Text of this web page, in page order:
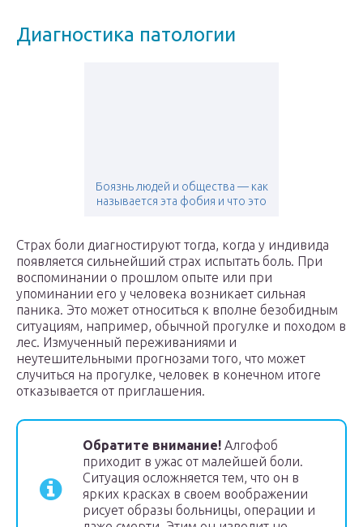
Диагностика патологии
Боязнь людей и общества — как
называется эта фобия и что это
Страх боли диагностируют тогда, когда у индивида
появляется сильнейший страх испытать боль. При
воспоминании о прошлом опыте или при
упоминании его у человека возникает сильная
паника. Это может относиться к вполне безобидным
ситуациям, например, обычной прогулке и походом в
лес. Измученный переживаниями и
неутешительными прогнозами того, что может
случиться на прогулке, человек в конечном итоге
отказывается от приглашения.
Обратите внимание! Алгофоб
приходит в ужас от малейшей боли.
Ситуация осложняется тем, что он в
ярких красках в своем воображении
рисует образы больницы, операции и